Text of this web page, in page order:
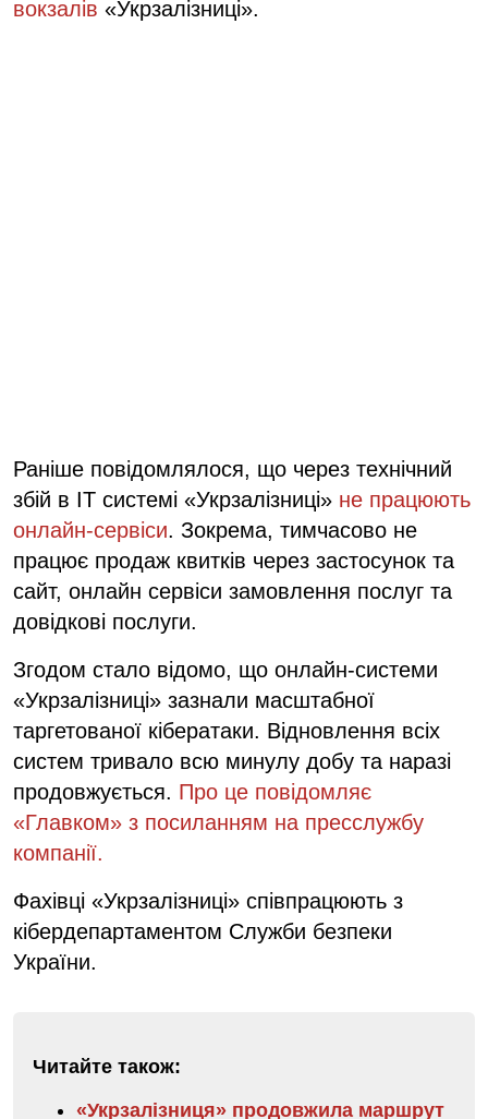
вокзалів «Укрзалізниці».
Раніше повідомлялося, що через технічний
збій в IT системі «Укрзалізниці» не працюють
онлайн-сервіси. Зокрема, тимчасово не
працює продаж квитків через застосунок та
сайт, онлайн сервіси замовлення послуг та
довідкові послуги.
Згодом стало відомо, що онлайн-системи
«Укрзалізниці» зазнали масштабної
таргетованої кібератаки. Відновлення всіх
систем тривало всю минулу добу та наразі
продовжується. Про це повідомляє
«Главком» з посиланням на пресслужбу
компанії.
Фахівці «Укрзалізниці» співпрацюють з
кібердепартаментом Служби безпеки
України.
Читайте також:
«Укрзалізниця» продовжила маршрут